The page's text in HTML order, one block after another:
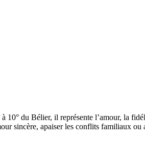
10° du Bélier, il représente l’amour, la
sincère, apaiser les conflits familiaux ou